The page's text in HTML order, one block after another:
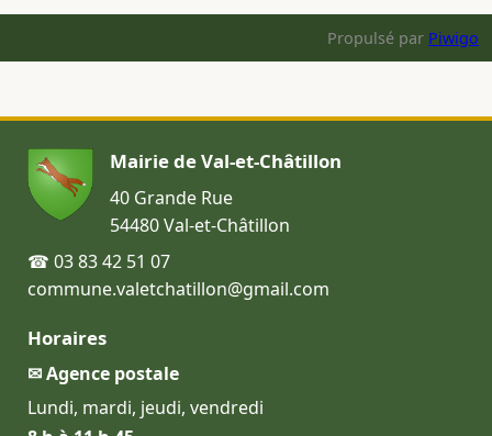
Propulsé par Piwigo
Mairie de Val-et-Châtillon
40 Grande Rue
54480 Val-et-Châtillon
☎ 03 83 42 51 07
commune.valetchatillon@gmail.com
Horaires
✉ Agence postale
Lundi, mardi, jeudi, vendredi